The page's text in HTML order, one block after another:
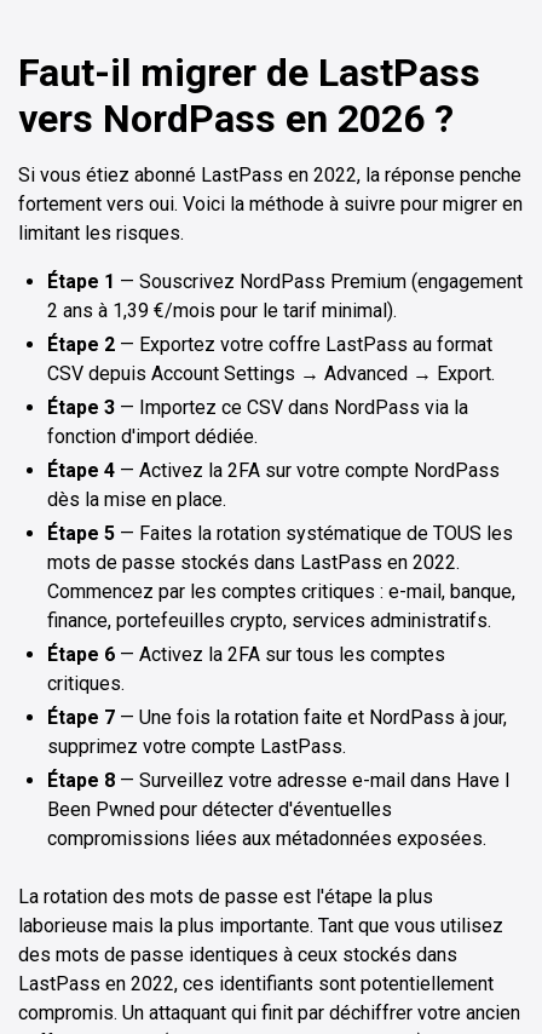
Faut-il migrer de LastPass
vers NordPass en 2026 ?
Si vous étiez abonné LastPass en 2022, la réponse penche
fortement vers oui. Voici la méthode à suivre pour migrer en
limitant les risques.
Étape 1 — Souscrivez NordPass Premium (engagement
2 ans à 1,39 €/mois pour le tarif minimal).
Étape 2 — Exportez votre coffre LastPass au format
CSV depuis Account Settings → Advanced → Export.
Étape 3 — Importez ce CSV dans NordPass via la
fonction d'import dédiée.
Étape 4 — Activez la 2FA sur votre compte NordPass
dès la mise en place.
Étape 5 — Faites la rotation systématique de TOUS les
mots de passe stockés dans LastPass en 2022.
Commencez par les comptes critiques : e-mail, banque,
finance, portefeuilles crypto, services administratifs.
Étape 6 — Activez la 2FA sur tous les comptes
critiques.
Étape 7 — Une fois la rotation faite et NordPass à jour,
supprimez votre compte LastPass.
Étape 8 — Surveillez votre adresse e-mail dans Have I
Been Pwned pour détecter d'éventuelles
compromissions liées aux métadonnées exposées.
La rotation des mots de passe est l'étape la plus
laborieuse mais la plus importante. Tant que vous utilisez
des mots de passe identiques à ceux stockés dans
LastPass en 2022, ces identifiants sont potentiellement
compromis. Un attaquant qui finit par déchiffrer votre ancien